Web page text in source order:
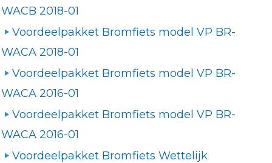
WACB 2018-01
Voordeelpakket Bromfiets model VP BR-
WACA 2018-01
Voordeelpakket Bromfiets model VP BR-
WACA 2016-01
Voordeelpakket Bromfiets model VP BR-
WACA 2016-01
Voordeelpakket Bromfiets Wettelijk